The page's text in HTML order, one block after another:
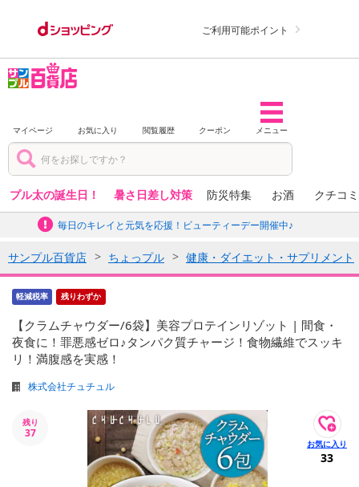
ご利用可能ポイント
マイページ お気に入り 閲覧履歴 クーポン メニュー
プル太の誕生日！ 暑さ日差し対策 防災特集 お酒 クチコ
毎日のキレイと元気を応援！ビューティーデー開催中♪
サンプル百貨店 ちょっプル 健康・ダイエット・サプリメント
軽減税率 残りわずか
【クラムチャウダー/6袋】美容プロテインリゾット | 間食・
夜食に！罪悪感ゼロ♪タンパク質チャージ！食物繊維でスッキ
リ！満腹感を実感！
株式会社チュチュル
残り
37
33